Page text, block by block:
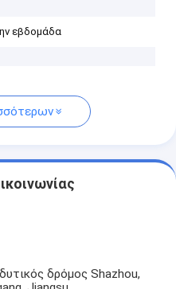
εβδομάδα
δρόμος Shazhou,